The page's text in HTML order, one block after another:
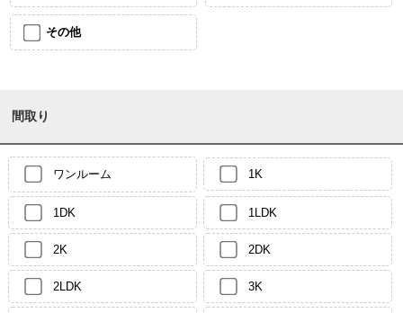
その他
間取り
ワンルーム 1K
1DK 1LDK
2K 2DK
2LDK 3K